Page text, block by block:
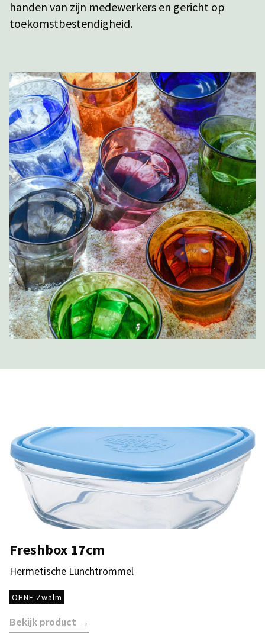
handen van zijn medewerkers en gericht op
toekomstbestendigheid.
Freshbox 17cm
Hermetische Lunchtrommel
OHNE Zwalm
Bekijk product →